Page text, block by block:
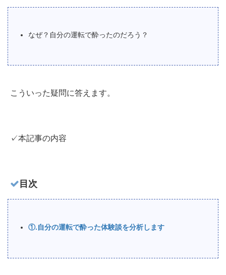
なぜ？自分の運転で酔ったのだろう？
こういった疑問に答えます。
✓本記事の内容
目次
①.自分の運転で酔った体験談を分析します